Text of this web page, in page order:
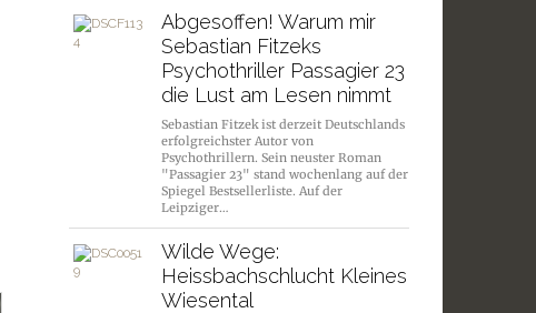
Abgesoffen! Warum mir
Sebastian Fitzeks
Psychothriller Passagier 23
die Lust am Lesen nimmt
Sebastian Fitzek ist derzeit Deutschlands
erfolgreichster Autor von
Psychothrillern. Sein neuster Roman
"Passagier 23" stand wochenlang auf der
Spiegel Bestsellerliste. Auf der
Leipziger…
Wilde Wege:
Heissbachschlucht Kleines
Wiesental